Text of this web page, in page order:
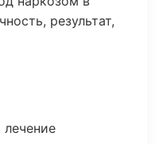
результат,
лечение